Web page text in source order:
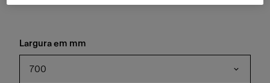
Largura em mm
700